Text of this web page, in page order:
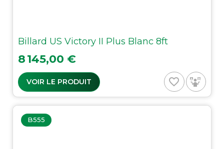
Billard US Victory II Plus Blanc 8ft
Prix
8 145,00 €
VOIR LE PRODUIT favorite_border
B555